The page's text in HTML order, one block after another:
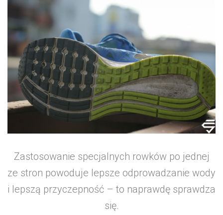
Zastosowanie specjalnych rowków po jednej
ze stron powoduje lepsze odprowadzanie wody
i lepszą przyczepność – to naprawdę sprawdza
się.